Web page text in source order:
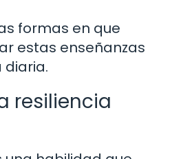
formas en que
estas enseñanzas
diaria.
resiliencia